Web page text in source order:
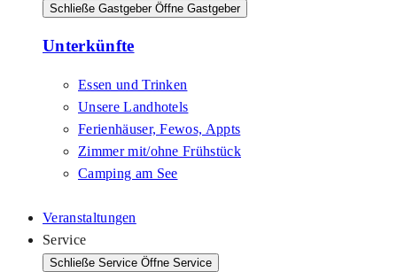
Schließe Gastgeber Öffne Gastgeber
Unterkünfte
Essen und Trinken
Unsere Landhotels
Ferienhäuser, Fewos, Appts
Zimmer mit/ohne Frühstück
Camping am See
Veranstaltungen
Service
Schließe Service Öffne Service